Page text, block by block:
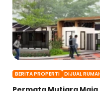
BERITA PROPERTI DIJUAL